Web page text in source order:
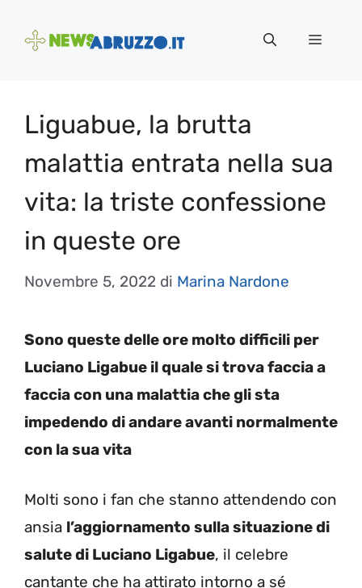
Menu
Liguabue, la brutta
malattia entrata nella sua
vita: la triste confessione
in queste ore
Novembre 5, 2022 di Marina Nardone
Sono queste delle ore molto difficili per
Luciano Ligabue il quale si trova faccia a
faccia con una malattia che gli sta
impedendo di andare avanti normalmente
con la sua vita
Molti sono i fan che stanno attendendo con
ansia l’aggiornamento sulla situazione di
salute di Luciano Ligabue, il celebre
cantante che ha attirato intorno a sé